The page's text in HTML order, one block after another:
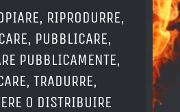
RIPRODURRE,
PUBBLICARE,
PUBBLICAMENTE,
TRADURRE,
O DISTRIBUIRE